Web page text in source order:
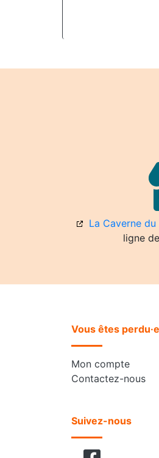
La Caverne
ligne
Vous êtes
Mon compte
Contactez-nous
Suivez-nous